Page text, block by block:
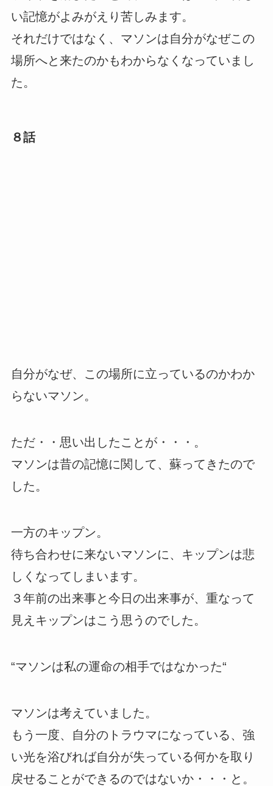
い記憶がよみがえり苦しみます。
それだけではなく、マソンは自分がなぜこの
場所へと来たのかもわからなくなっていまし
た。
８話
自分がなぜ、この場所に立っているのかわか
らないマソン。
ただ・・思い出したことが・・・。
マソンは昔の記憶に関して、蘇ってきたので
した。
一方のキップン。
待ち合わせに来ないマソンに、キップンは悲
しくなってしまいます。
３年前の出来事と今日の出来事が、重なって
見えキップンはこう思うのでした。
“マソンは私の運命の相手ではなかった“
マソンは考えていました。
もう一度、自分のトラウマになっている、強
い光を浴びれば自分が失っている何かを取り
戻せることができるのではないか・・・と。